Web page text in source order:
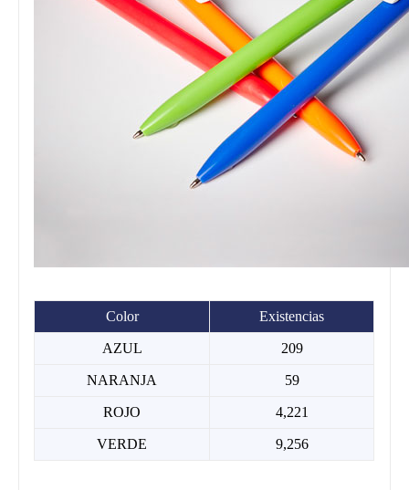
Color Existencias
AZUL 209
NARANJA 59
ROJO 4,221
VERDE 9,256